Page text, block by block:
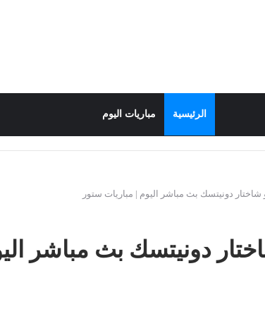
الرئيسية مباريات اليوم
دونيتسك بث مباشر اليوم | مباريات ستور
دونيتسك بث مباشر